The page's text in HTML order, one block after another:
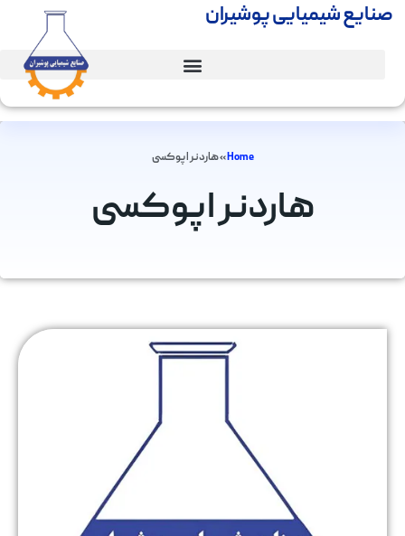
صنایع شیمیایی پوشیران
Home
»هاردنر اپوکسی
هاردنر اپوکسی